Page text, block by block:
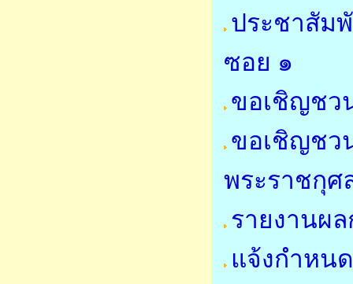
ประชาสัม
ซอย ๑
ขอเชิญชว
ขอเชิญชว
พระราชกุศ
รายงานผ
แจ้งกำหน